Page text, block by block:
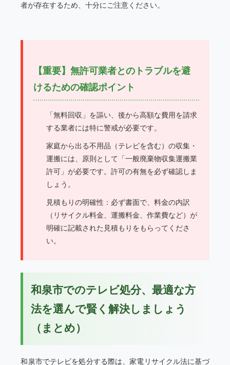
者が存在するため、十分にご注意ください。
【重要】無許可業者とのトラブルを避
けるための確認ポイント
「無料回収」を謳い、後から高額な費用を請求
する業者には特に警戒が必要です。
家庭から出る不用品（テレビを含む）の収集・
運搬には、原則として「一般廃棄物収集運搬業
許可」が必要です。許可の有無を必ず確認しま
しょう。
見積もりの明確性：必ず書面で、料金の内訳
（リサイクル料金、運搬料金、作業費など）が
明確に記載された見積もりをもらってくださ
い。
和泉市でのテレビ処分、最適な方
法を選んで賢く解決しましょう
（まとめ）
和泉市でテレビを処分する際は、家電リサイクル法に基づ